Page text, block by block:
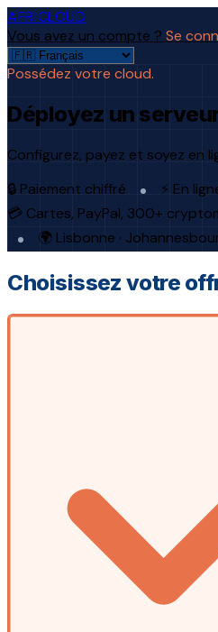
AFRICLOUD
Vous avez un compte ? Se
Possédez votre cloud.
Déployez un
Configurez, payez et soyez en
🔒 Paiement chiffré
⚡ En
💳 Cartes, PayPal, 300+
🌍 Lisbonne ·
Choisissez votre